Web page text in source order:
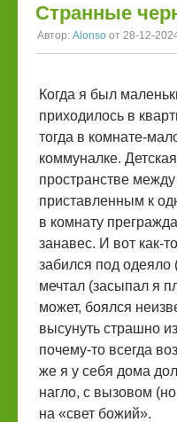
Странные
Автор: Alonso от 28-12-
Когда я был
приходилось в
тогда в комнате-
коммуналке.
пространстве
приставленным к
в комнату
занавес. И вот как-
забился под одеяло
мечтал (засыпал я
может, боялся
высунуть страшно
почему-то всегда
же я у себя дома
нагло, с вызовом
на «свет божий».